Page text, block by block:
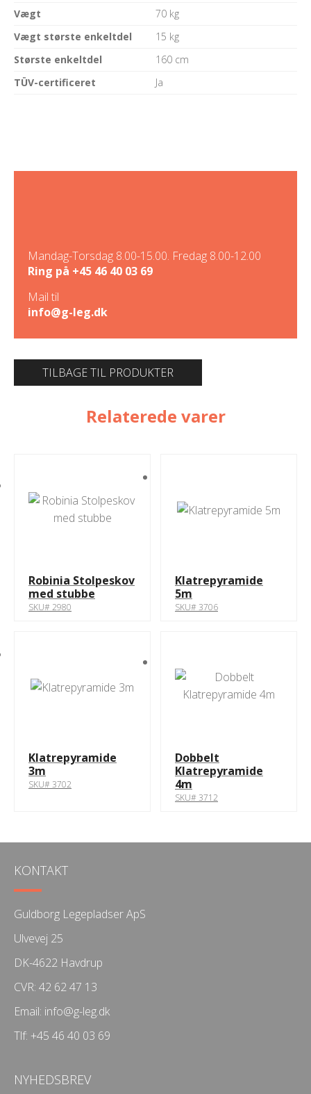
Vægt
70 kg
Vægt største enkeltdel
15 kg
Største enkeltdel
160 cm
TÜV-certificeret
Ja
Mandag-Torsdag 8.00-15.00. Fredag 8.00-12.00
Ring på +45 46 40 03 69
Mail til
info@g-leg.dk
TILBAGE TIL PRODUKTER
Relaterede varer
Robinia Stolpeskov
med stubbe
SKU# 2980
Klatrepyramide
5m
SKU# 3706
Klatrepyramide
3m
SKU# 3702
Dobbelt
Klatrepyramide
4m
SKU# 3712
KONTAKT
Guldborg Legepladser ApS
Ulvevej 25
DK-4622 Havdrup
CVR: 42 62 47 13
Email: info@g-leg.dk
Tlf: +45 46 40 03 69
NYHEDSBREV